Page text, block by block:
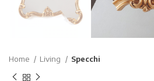
Home Living Specchi